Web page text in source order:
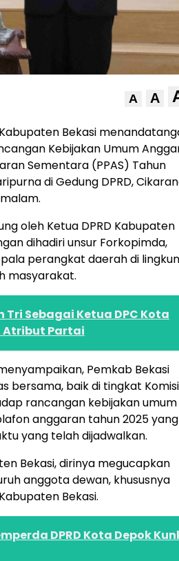
A A
Bekasi
Kebijakan Umum
Sementara (PPAS) Tahun
di Gedung DPRD,
oleh Ketua DPRD Kabupaten
dihadiri unsur Forkopimda,
perangkat daerah di
masyarakat.
Tri Sebagai Ketua DPC Kota
Atribut Partai
Pemkab Bekasi
bersama, baik di tingkat Komisi
rancangan kebijakan umum
anggaran tahun 2025 yang
yang telah dijadwalkan.
Bekasi, dirinya megucapkan
anggota dewan, khususnya
Bekasi.
DPRD Kota Depok